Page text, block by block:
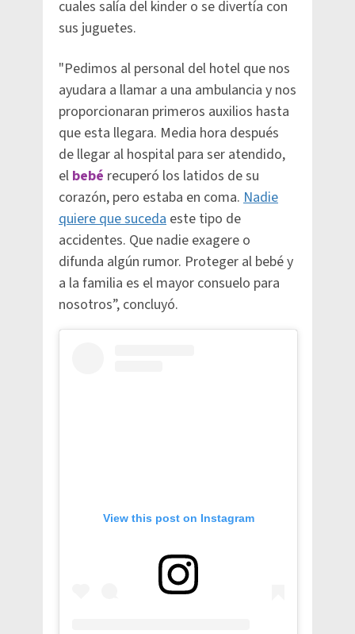
cuales salía del kinder o se divertía con
sus juguetes.
"Pedimos al personal del hotel que nos
ayudara a llamar a una ambulancia y nos
proporcionaran primeros auxilios hasta
que esta llegara. Media hora después
de llegar al hospital para ser atendido,
el bebé recuperó los latidos de su
corazón, pero estaba en coma. Nadie
quiere que suceda este tipo de
accidentes. Que nadie exagere o
difunda algún rumor. Proteger al bebé y
a la familia es el mayor consuelo para
nosotros”, concluyó.
View this post on Instagram